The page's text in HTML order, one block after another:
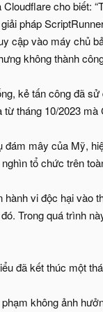
cho biết:
pháp
cập vào máy chủ
không thành
kẻ tấn công đã
tháng 10/2023
đám mây của Mỹ,
tổ chức trên
hành vi độc hại vào
Trong quá trình
đã kết thúc một
không ảnh